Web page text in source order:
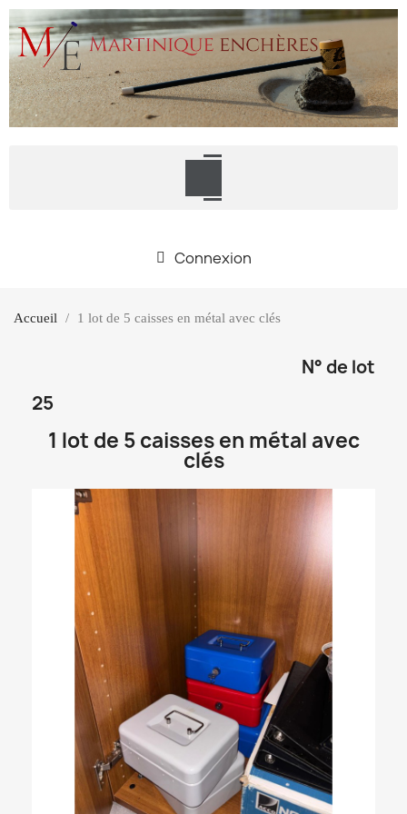
Connexion
Accueil 1 lot de 5 caisses en métal avec clés
N° de lot
25
1 lot de 5 caisses en métal avec
clés